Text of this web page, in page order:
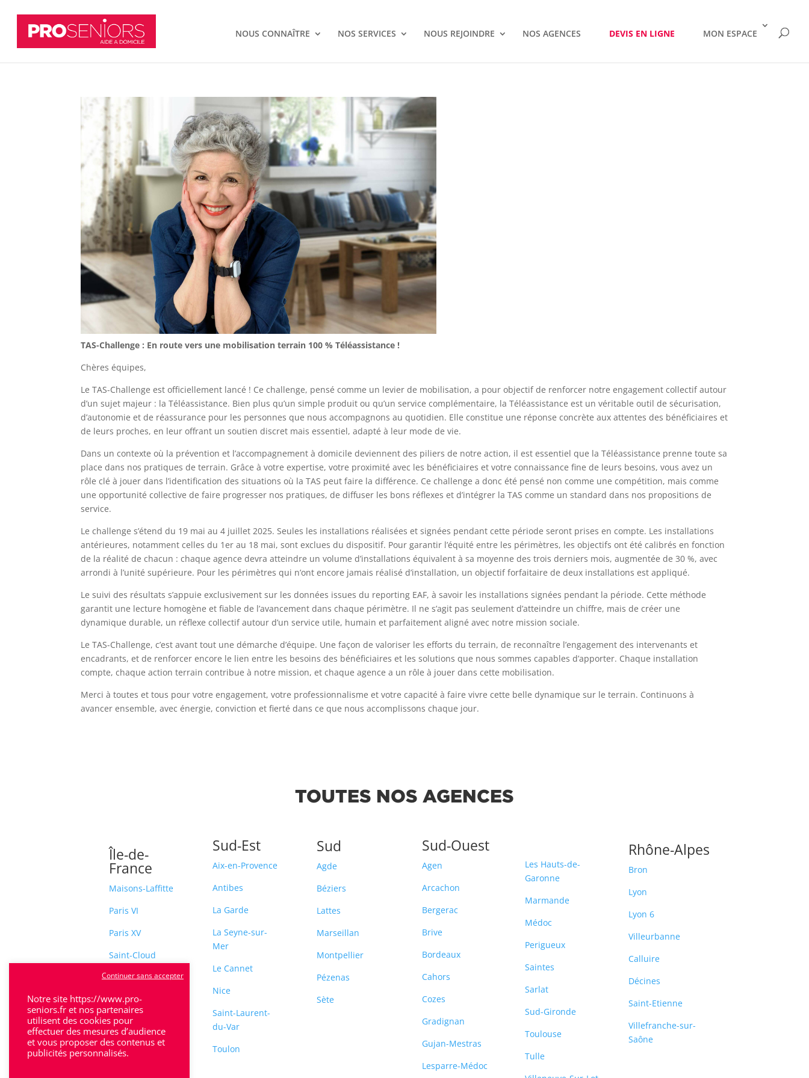
NOUS CONNAÎTRE NOS SERVICES NOUS REJOINDRE NOS AGENCES DEVIS EN LIGNE MON ESPACE
TAS-Challenge : En route vers une mobilisation terrain 100 % Téléassistance !
Chères équipes,
Le TAS-Challenge est officiellement lancé ! Ce challenge, pensé comme un levier de mobilisation, a pour objectif de renforcer notre engagement collectif autour
d’un sujet majeur : la Téléassistance. Bien plus qu’un simple produit ou qu’un service complémentaire, la Téléassistance est un véritable outil de sécurisation,
d’autonomie et de réassurance pour les personnes que nous accompagnons au quotidien. Elle constitue une réponse concrète aux attentes des bénéficiaires et
de leurs proches, en leur offrant un soutien discret mais essentiel, adapté à leur mode de vie.
Dans un contexte où la prévention et l’accompagnement à domicile deviennent des piliers de notre action, il est essentiel que la Téléassistance prenne toute sa
place dans nos pratiques de terrain. Grâce à votre expertise, votre proximité avec les bénéficiaires et votre connaissance fine de leurs besoins, vous avez un
rôle clé à jouer dans l’identification des situations où la TAS peut faire la différence. Ce challenge a donc été pensé non comme une compétition, mais comme
une opportunité collective de faire progresser nos pratiques, de diffuser les bons réflexes et d’intégrer la TAS comme un standard dans nos propositions de
service.
Le challenge s’étend du 19 mai au 4 juillet 2025. Seules les installations réalisées et signées pendant cette période seront prises en compte. Les installations
antérieures, notamment celles du 1er au 18 mai, sont exclues du dispositif. Pour garantir l’équité entre les périmètres, les objectifs ont été calibrés en fonction
de la réalité de chacun : chaque agence devra atteindre un volume d’installations équivalent à sa moyenne des trois derniers mois, augmentée de 30 %, avec
arrondi à l’unité supérieure. Pour les périmètres qui n’ont encore jamais réalisé d’installation, un objectif forfaitaire de deux installations est appliqué.
Le suivi des résultats s’appuie exclusivement sur les données issues du reporting EAF, à savoir les installations signées pendant la période. Cette méthode
garantit une lecture homogène et fiable de l’avancement dans chaque périmètre. Il ne s’agit pas seulement d’atteindre un chiffre, mais de créer une
dynamique durable, un réflexe collectif autour d’un service utile, humain et parfaitement aligné avec notre mission sociale.
Le TAS-Challenge, c’est avant tout une démarche d’équipe. Une façon de valoriser les efforts du terrain, de reconnaître l’engagement des intervenants et
encadrants, et de renforcer encore le lien entre les besoins des bénéficiaires et les solutions que nous sommes capables d’apporter. Chaque installation
compte, chaque action terrain contribue à notre mission, et chaque agence a un rôle à jouer dans cette mobilisation.
Merci à toutes et tous pour votre engagement, votre professionnalisme et votre capacité à faire vivre cette belle dynamique sur le terrain. Continuons à
avancer ensemble, avec énergie, conviction et fierté dans ce que nous accomplissons chaque jour.
TOUTES NOS AGENCES
Île-de-
France
Maisons-Laffitte
Paris VI
Paris XV
Saint-Cloud
Sceaux
Sud-Est
Aix-en-Provence
Antibes
La Garde
La Seyne-sur-
Mer
Le Cannet
Nice
Saint-Laurent-
du-Var
Toulon
Sud
Agde
Béziers
Lattes
Marseillan
Montpellier
Pézenas
Sète
Sud-Ouest
Agen
Arcachon
Bergerac
Brive
Bordeaux
Cahors
Cozes
Gradignan
Gujan-Mestras
Lesparre-Médoc
Les Hauts-de-
Garonne
Marmande
Médoc
Perigueux
Saintes
Sarlat
Sud-Gironde
Toulouse
Tulle
Rhône-Alpes
Bron
Lyon
Lyon 6
Villeurbanne
Calluire
Décines
Saint-Etienne
Villefranche-sur-
Saône
Notre site https://www.pro-
seniors.fr et nos partenaires
utilisent des cookies pour
effectuer des mesures d’audience
et vous proposer des contenus et
publicités personnalisés.
Continuer sans accepter